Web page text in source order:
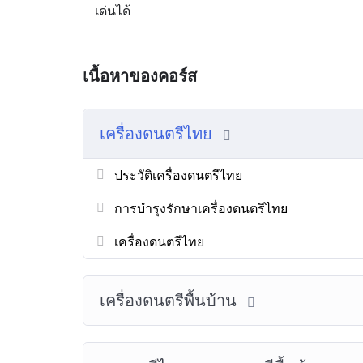
เด่นได้
เนื้อหาของคอร์ส
เครื่องดนตรีไทย
ประวัติเครื่องดนตรีไทย
การบำรุงรักษาเครื่องดนตรีไทย
เครื่องดนตรีไทย
เครื่องดนตรีพื้นบ้าน